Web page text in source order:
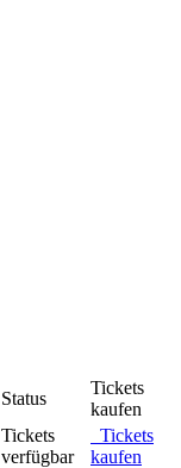
Status
Tickets
kaufen
Tickets
verfügbar
Tickets
kaufen